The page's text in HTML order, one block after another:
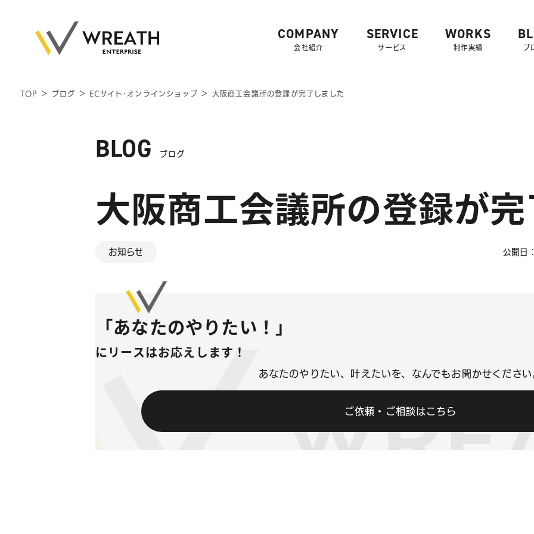
COMPANY
会社紹介
SERVICE
サービス
WORKS
制作実績 ブ
TOP ＞ ブログ ＞ ECサイト･オンラインショップ ＞ 大阪商工会議所の登録が完了しました
BLOG ブログ
大阪商工会議所の登録が
お知らせ 公開
「あなたのやりたい！」
にリースはお応えします！
あなたのやりたい、叶えたいを、なんでもお聞かせください
ご依頼・ご相談はこちら